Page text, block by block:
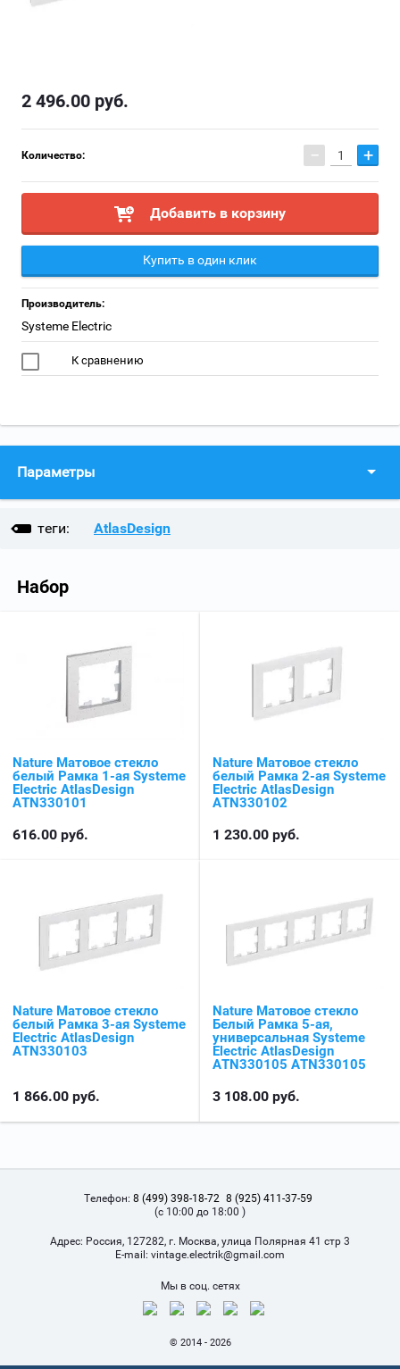
2 496.00 руб.
Количество: − +
Добавить в корзину
Купить в один клик
Производитель:
Systeme Electric
К сравнению
Параметры
теги: AtlasDesign
Набор
Nature Матовое стекло
белый Рамка 1-ая Systeme
Electric AtlasDesign
ATN330101
616.00 руб.
Nature Матовое стекло
белый Рамка 2-ая Systeme
Electric AtlasDesign
ATN330102
1 230.00 руб.
Nature Матовое стекло
белый Рамка 3-ая Systeme
Electric AtlasDesign
ATN330103
1 866.00 руб.
Nature Матовое стекло
Белый Рамка 5-ая,
универсальная Systeme
Electric AtlasDesign
ATN330105 ATN330105
3 108.00 руб.
Телефон: 8 (499) 398-18-72 8 (925) 411-37-59
(с 10:00 до 18:00 )
Адрес: Россия, 127282, г. Москва, улица Полярная 41 стр 3
Е-mail: vintage.electrik@gmail.com
Мы в соц. сетях
© 2014 - 2026